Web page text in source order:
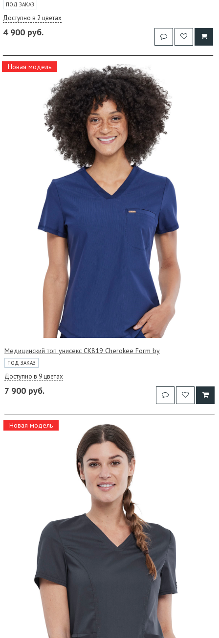
ПОД ЗАКАЗ
Доступно в 2 цветах
4 900 руб.
Новая модель
Медицинский топ унисекс CK819 Cherokee Form by
ПОД ЗАКАЗ
Доступно в 9 цветах
7 900 руб.
Новая модель